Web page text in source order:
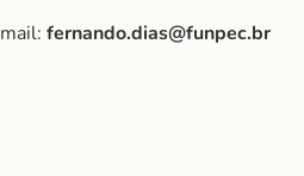
fernando.dias@funpec.br